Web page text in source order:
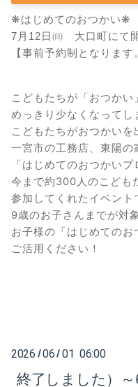
❋はじめてのおつかい❋
7 月 12 日㈰ 大口町にて
【事前予約制となります
こどもたちが「おつかい
めっきり少なくなってし
こどもたちがおつかいを
一宮市の工務店、東陽の
「はじめてのおつかいプ
今まで約300人のこども
参加してくれたイベント
9歳のお子さんまでが対
お子様の「はじめてのお
ご活用ください！
2026 /06 / 01 06:00
終了しました）